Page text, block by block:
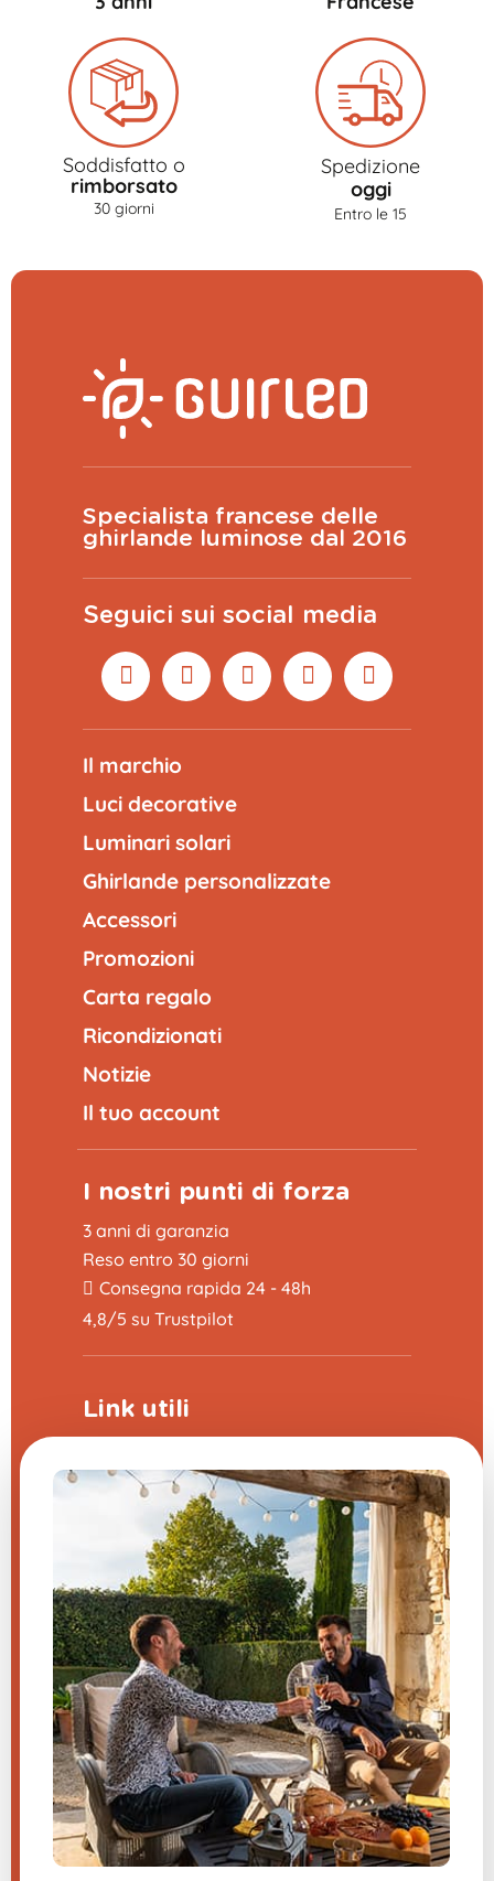
Soddisfatto o
rimborsato
30 giorni
Spedizione
oggi
Entro le 15
Specialista francese delle
ghirlande luminose dal 2016
Seguici sui social media
Il marchio
Luci decorative
Luminari solari
Ghirlande personalizzate
Accessori
Promozioni
Carta regalo
Ricondizionati
Notizie
Il tuo account
I nostri punti di forza
3 anni di garanzia
Reso entro 30 giorni
Consegna rapida 24 - 48h
4,8/5 su Trustpilot
Link utili
La fiera delle domande frequenti
Note legali
Contattaci
Impostazioni cookie
Hai una domanda su uno dei
nostri prodotti?
Inviateci un messaggio, vi risponderemo
al più presto.
​